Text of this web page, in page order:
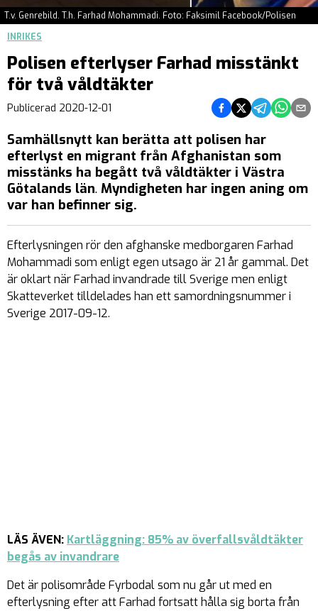
T.v. Genrebild. T.h. Farhad Mohammadi. Foto: Faksimil Facebook/Polisen
INRIKES
Polisen efterlyser Farhad misstänkt
för två våldtäkter
Publicerad 2020-12-01 Dela på Facebook
Dela på Twitter
Dela påDela på
Dela
Samhällsnytt kan berätta att polisen har
efterlyst en migrant från Afghanistan som
misstänks ha begått två våldtäkter i Västra
Götalands län. Myndigheten har ingen aning om
var han befinner sig.
Efterlysningen rör den afghanske medborgaren Farhad
Mohammadi som enligt egen utsago är 21 år gammal. Det
är oklart när Farhad invandrade till Sverige men enligt
Skatteverket tilldelades han ett samordningsnummer i
Sverige 2017-09-12.
LÄS ÄVEN: Kartläggning: 85% av överfallsvåldtäkter
begås av invandrare
Det är polisområde Fyrbodal som nu går ut med en
efterlysning efter att Farhad fortsatt hålla sig borta från